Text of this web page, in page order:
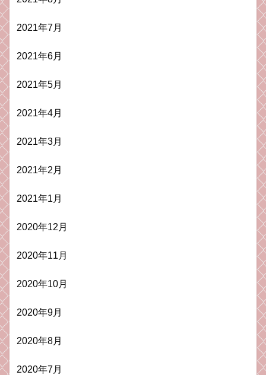
2021年7月
2021年6月
2021年5月
2021年4月
2021年3月
2021年2月
2021年1月
2020年12月
2020年11月
2020年10月
2020年9月
2020年8月
2020年7月